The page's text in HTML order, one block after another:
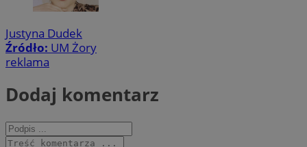
Justyna Dudek
Źródło: UM Żory
reklama
Dodaj komentarz